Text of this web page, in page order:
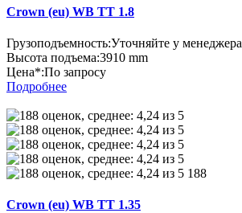
Crown (eu) WB TT 1.8
Грузоподъемность:Уточняйте у менеджера
Высота подъема:3910 mm
Цена*:По запросу
Подробнее
188
Crown (eu) WB TT 1.35